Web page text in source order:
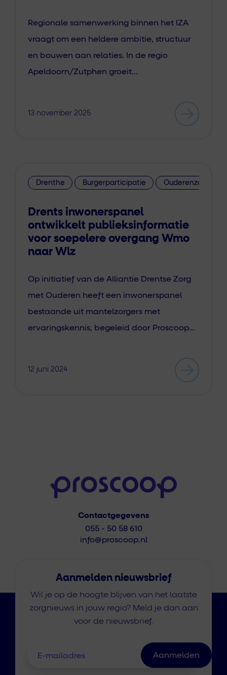
Regionale samenwerking binnen het IZA
vraagt om een heldere ambitie, structuur
en bouwen aan relaties. In de regio
Apeldoorn/Zutphen groeit…
13 november 2025
Drenthe Burgerparticipatie Ouderenzorg
Drents inwonerspanel
ontwikkelt publieksinformatie
voor soepelere overgang Wmo
naar Wlz
Op initiatief van de Alliantie Drentse Zorg
met Ouderen heeft een inwonerspanel
bestaande uit mantelzorgers met
ervaringskennis, begeleid door Proscoop…
12 juni 2024
Contactgegevens
055 - 50 58 610
info@proscoop.nl
Aanmelden nieuwsbrief
Wil je op de hoogte blijven van het laatste
zorgnieuws in jouw regio? Meld je dan aan
voor de nieuwsbrief.